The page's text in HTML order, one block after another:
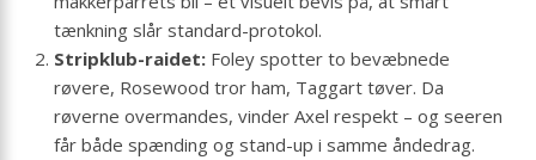
tænkning slår standard-protokol.
Stripklub-raidet: Foley spotter to bevæbnede
røvere, Rosewood tror ham, Taggart tøver. Da
røverne overmandes, vinder Axel respekt – og seeren
får både spænding og stand-up i samme åndedrag.